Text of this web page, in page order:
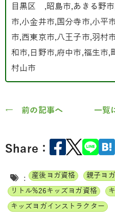
目黒区 ,昭島市,あきる野
市,小金井市,国分寺市,小平
市,西東京市,八王子市,羽村
和市,日野市,府中市,福生市,
村山市
← 前の記事へ 一覧
Share：
: 産後ヨガ資格
親子ヨ
リトル%26キッズヨガ資格
キッズヨガインストラクター